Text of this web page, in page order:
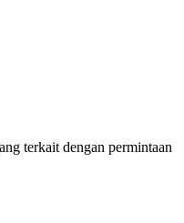
terkait dengan permintaan